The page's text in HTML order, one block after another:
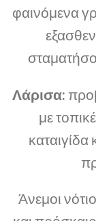
φαινόμενα
Λάρισα:
με
Άνεμοι